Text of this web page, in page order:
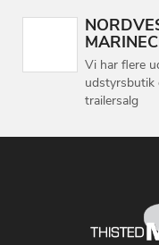
Vi har flere
trailersalg